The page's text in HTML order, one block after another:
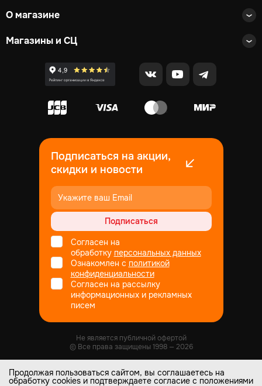
О магазине
Магазины и СЦ
Подписаться на акции,
скидки и новости
Подписаться
Согласен на
обработку персональных данных
Ознакомлен с политикой
конфиденциальности
Согласен на рассылку
информационных и рекламных
писем
Не является публичной офертой
© Все права защищены1998— 2026
Продолжая пользоваться сайтом, вы соглашаетесь на
обработку cookies и подтверждаете согласие с положениями